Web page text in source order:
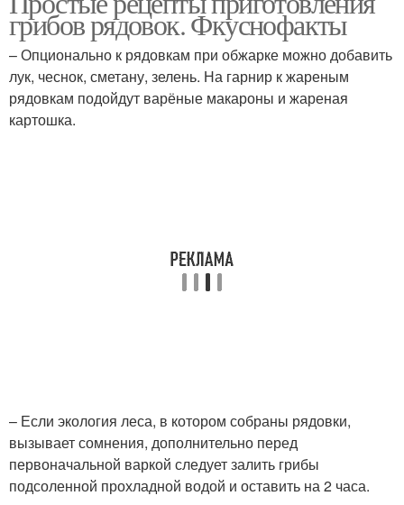
грибов рядовок. Фкуснофакты
– Опционально к рядовкам при обжарке можно добавить
лук, чеснок, сметану, зелень. На гарнир к жареным
рядовкам подойдут варёные макароны и жареная
картошка.
– Если экология леса, в котором собраны рядовки,
вызывает сомнения, дополнительно перед
первоначальной варкой следует залить грибы
подсоленной прохладной водой и оставить на 2 часа.